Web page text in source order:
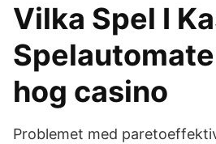
Vilka Spel I
hog casino
Problemet med